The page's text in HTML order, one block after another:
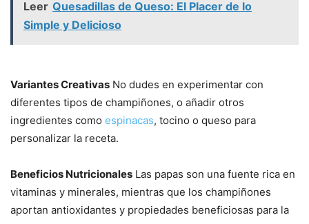
Leer Quesadillas de Queso: El Placer de lo
Simple y Delicioso
Variantes Creativas No dudes en experimentar con
diferentes tipos de champiñones, o añadir otros
ingredientes como espinacas, tocino o queso para
personalizar la receta.
Beneficios Nutricionales Las papas son una fuente rica en
vitaminas y minerales, mientras que los champiñones
aportan antioxidantes y propiedades beneficiosas para la